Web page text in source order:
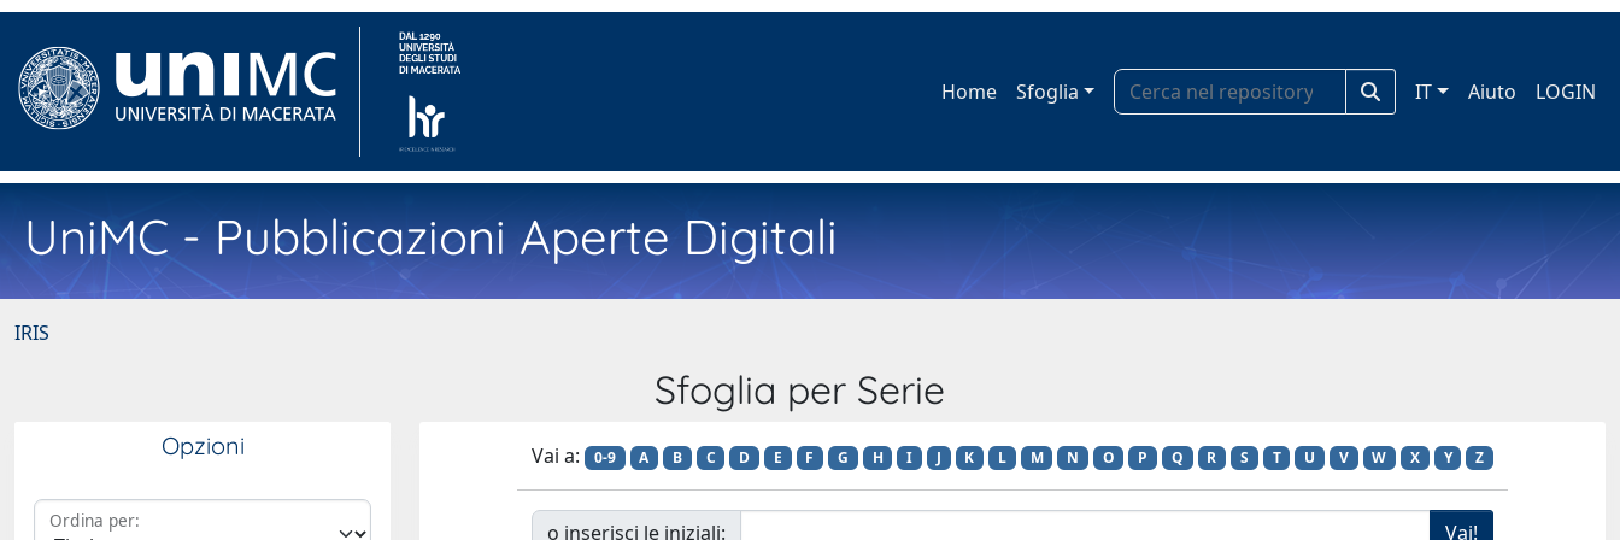
Home Sfoglia IT Aiuto LOGIN
UniMC - Pubblicazioni Aperte Digitali
IRIS
Sfoglia per Serie
Opzioni
Ordina per:
Vai a: 0-9 A B C D E F G H I J K L M N O P Q R S T U V W X Y Z
o inserisci le iniziali: